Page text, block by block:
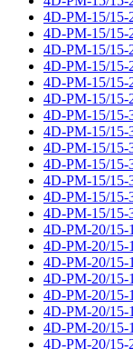
4D-PM-15/
4D-PM-15/15-
4D-PM-15/
4D-PM-15/15-
4D-PM-15/15-
4D-PM-15/15-
4D-PM-15/15-
4D-PM-15/
4D-PM-15/15-
4D-PM-15/
4D-PM-15/15-
4D-PM-15/15-
4D-PM-15/15-
4D-PM-20/15-
4D-PM-20/
4D-PM-20/15-
4D-PM-20/
4D-PM-20/15-
4D-PM-20/15-
4D-PM-20/15-
4D-PM-20/15-